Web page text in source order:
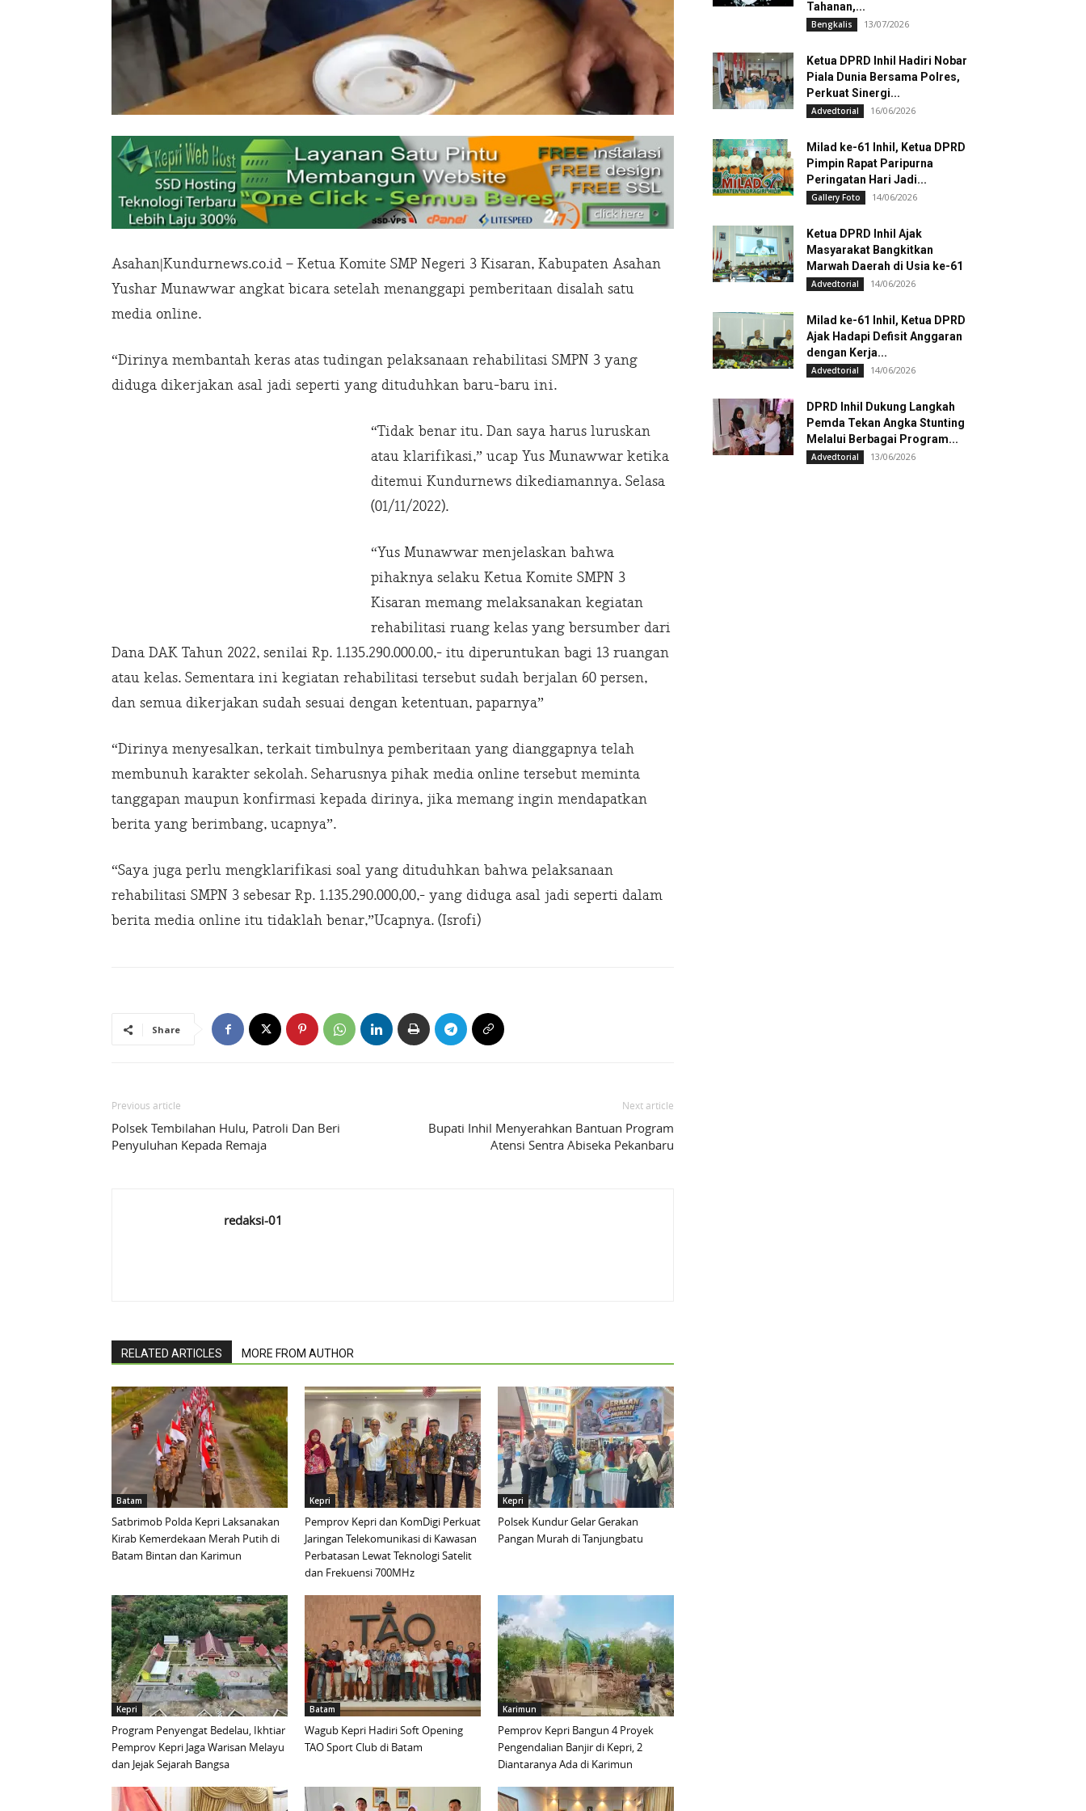
Asahan|Kundurnews.co.id – Ketua Komite SMP Negeri 3 Kisaran, Kabupaten Asahan
Yushar Munawwar angkat bicara setelah menanggapi pemberitaan disalah satu
media online.
“Dirinya membantah keras atas tudingan pelaksanaan rehabilitasi SMPN 3 yang
diduga dikerjakan asal jadi seperti yang dituduhkan baru-baru ini.
“Tidak benar itu. Dan saya harus luruskan
atau klarifikasi,” ucap Yus Munawwar ketika
ditemui Kundurnews dikediamannya. Selasa
(01/11/2022).
“Yus Munawwar menjelaskan bahwa
pihaknya selaku Ketua Komite SMPN 3
Kisaran memang melaksanakan kegiatan
rehabilitasi ruang kelas yang bersumber dari
Dana DAK Tahun 2022, senilai Rp. 1.135.290.000.00,- itu diperuntukan bagi 13 ruangan
atau kelas. Sementara ini kegiatan rehabilitasi tersebut sudah berjalan 60 persen,
dan semua dikerjakan sudah sesuai dengan ketentuan, paparnya”
“Dirinya menyesalkan, terkait timbulnya pemberitaan yang dianggapnya telah
membunuh karakter sekolah. Seharusnya pihak media online tersebut meminta
tanggapan maupun konfirmasi kepada dirinya, jika memang ingin mendapatkan
berita yang berimbang, ucapnya”.
“Saya juga perlu mengklarifikasi soal yang dituduhkan bahwa pelaksanaan
rehabilitasi SMPN 3 sebesar Rp. 1.135.290.000,00,- yang diduga asal jadi seperti dalam
berita media online itu tidaklah benar,”Ucapnya. (Isrofi)
Share
Previous article
Polsek Tembilahan Hulu, Patroli Dan Beri
Penyuluhan Kepada Remaja
Next article
Bupati Inhil Menyerahkan Bantuan Program
Atensi Sentra Abiseka Pekanbaru
redaksi-01
RELATED ARTICLES MORE FROM AUTHOR
Batam
Satbrimob Polda Kepri Laksanakan
Kirab Kemerdekaan Merah Putih di
Batam Bintan dan Karimun
Kepri
Pemprov Kepri dan KomDigi Perkuat
Jaringan Telekomunikasi di Kawasan
Perbatasan Lewat Teknologi Satelit
dan Frekuensi 700MHz
Kepri
Polsek Kundur Gelar Gerakan
Pangan Murah di Tanjungbatu
Kepri
Program Penyengat Bedelau, Ikhtiar
Pemprov Kepri Jaga Warisan Melayu
dan Jejak Sejarah Bangsa
Batam
Wagub Kepri Hadiri Soft Opening
TAO Sport Club di Batam
Karimun
Pemprov Kepri Bangun 4 Proyek
Pengendalian Banjir di Kepri, 2
Diantaranya Ada di Karimun
Tahanan,...
Bengkalis 13/07/2026
Ketua DPRD Inhil Hadiri Nobar
Piala Dunia Bersama Polres,
Perkuat Sinergi...
Advedtorial 16/06/2026
Milad ke-61 Inhil, Ketua DPRD
Pimpin Rapat Paripurna
Peringatan Hari Jadi...
Gallery Foto 14/06/2026
Ketua DPRD Inhil Ajak
Masyarakat Bangkitkan
Marwah Daerah di Usia ke-61
Advedtorial 14/06/2026
Milad ke-61 Inhil, Ketua DPRD
Ajak Hadapi Defisit Anggaran
dengan Kerja...
Advedtorial 14/06/2026
DPRD Inhil Dukung Langkah
Pemda Tekan Angka Stunting
Melalui Berbagai Program...
Advedtorial 13/06/2026